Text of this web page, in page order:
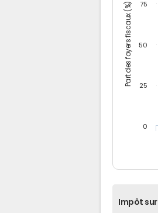
Part des foyers fiscaux (%)
0
25
50
75
Impôt